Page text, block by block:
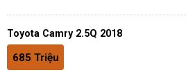
Toyota Camry 2.5Q 2018
685 Triệu